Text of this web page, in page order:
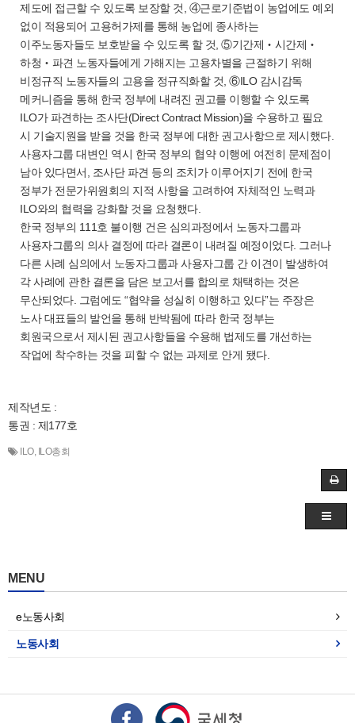
제도에 접근할 수 있도록 보장할 것, ④근로기준법이 농업에도 예외
없이 적용되어 고용허가제를 통해 농업에 종사하는
이주노동자들도 보호받을 수 있도록 할 것, ⑤기간제‧시간제‧
하청‧파견 노동자들에게 가해지는 고용차별을 근절하기 위해
비정규직 노동자들의 고용을 정규직화할 것, ⑥ILO 감시감독
메커니즘을 통해 한국 정부에 내려진 권고를 이행할 수 있도록
ILO가 파견하는 조사단(Direct Contract Mission)을 수용하고 필요
시 기술지원을 받을 것을 한국 정부에 대한 권고사항으로 제시했다.
사용자그룹 대변인 역시 한국 정부의 협약 이행에 여전히 문제점이
남아 있다면서, 조사단 파견 등의 조치가 이루어지기 전에 한국
정부가 전문가위원회의 지적 사항을 고려하여 자체적인 노력과
ILO와의 협력을 강화할 것을 요청했다.
한국 정부의 111호 불이행 건은 심의과정에서 노동자그룹과
사용자그룹의 의사 결정에 따라 결론이 내려질 예정이었다. 그러나
다른 사례 심의에서 노동자그룹과 사용자그룹 간 이견이 발생하여
각 사례에 관한 결론을 담은 보고서를 합의로 채택하는 것은
무산되었다. 그럼에도 “협약을 성실히 이행하고 있다”는 주장은
노사 대표들의 발언을 통해 반박됨에 따라 한국 정부는
회원국으로서 제시된 권고사항들을 수용해 법제도를 개선하는
작업에 착수하는 것을 피할 수 없는 과제로 안게 됐다.
제작년도 :
통권 : 제177호
ILO, ILO총회
MENU
e노동사회
노동사회